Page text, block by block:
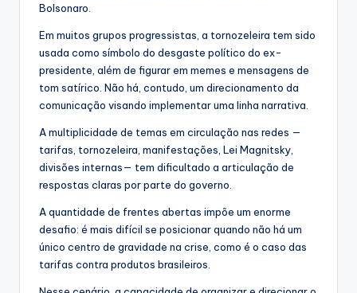
Bolsonaro.
Em muitos grupos progressistas, a tornozeleira tem sido
usada como símbolo do desgaste político do ex-
presidente, além de figurar em memes e mensagens de
tom satírico. Não há, contudo, um direcionamento da
comunicação visando implementar uma linha narrativa.
A multiplicidade de temas em circulação nas redes —
tarifas, tornozeleira, manifestações, Lei Magnitsky,
divisões internas— tem dificultado a articulação de
respostas claras por parte do governo.
A quantidade de frentes abertas impõe um enorme
desafio: é mais difícil se posicionar quando não há um
único centro de gravidade na crise, como é o caso das
tarifas contra produtos brasileiros.